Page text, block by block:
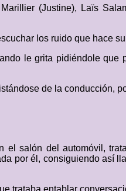
(Justine), Laïs
los ruido que hace
le grita pidiéndole que
de la conducción,
salón del automóvil,
por él, consiguiendo así
trataba entablar